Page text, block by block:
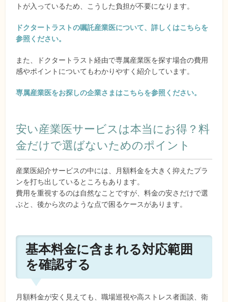
トが入っているため、こうした負担が不要になります。
ドクタートラストの嘱託産業医について、詳しくはこちらを
参照ください。
また、ドクタートラスト経由で専属産業医を探す場合の費用
感やポイントについてもわかりやすく紹介しています。
専属産業医をお探しの企業さまはこちらを参照ください。
安い産業医サービスは本当にお得？料
金だけで選ばないためのポイント
産業医紹介サービスの中には、月額料金を大きく抑えたプラ
ンを打ち出しているところもあります。
費用を重視するのは自然なことですが、料金の安さだけで選
ぶと、後から次のような点で困るケースがあります。
基本料金に含まれる対応範囲
を確認する
月額料金が安く見えても、職場巡視や高ストレス者面談、衛